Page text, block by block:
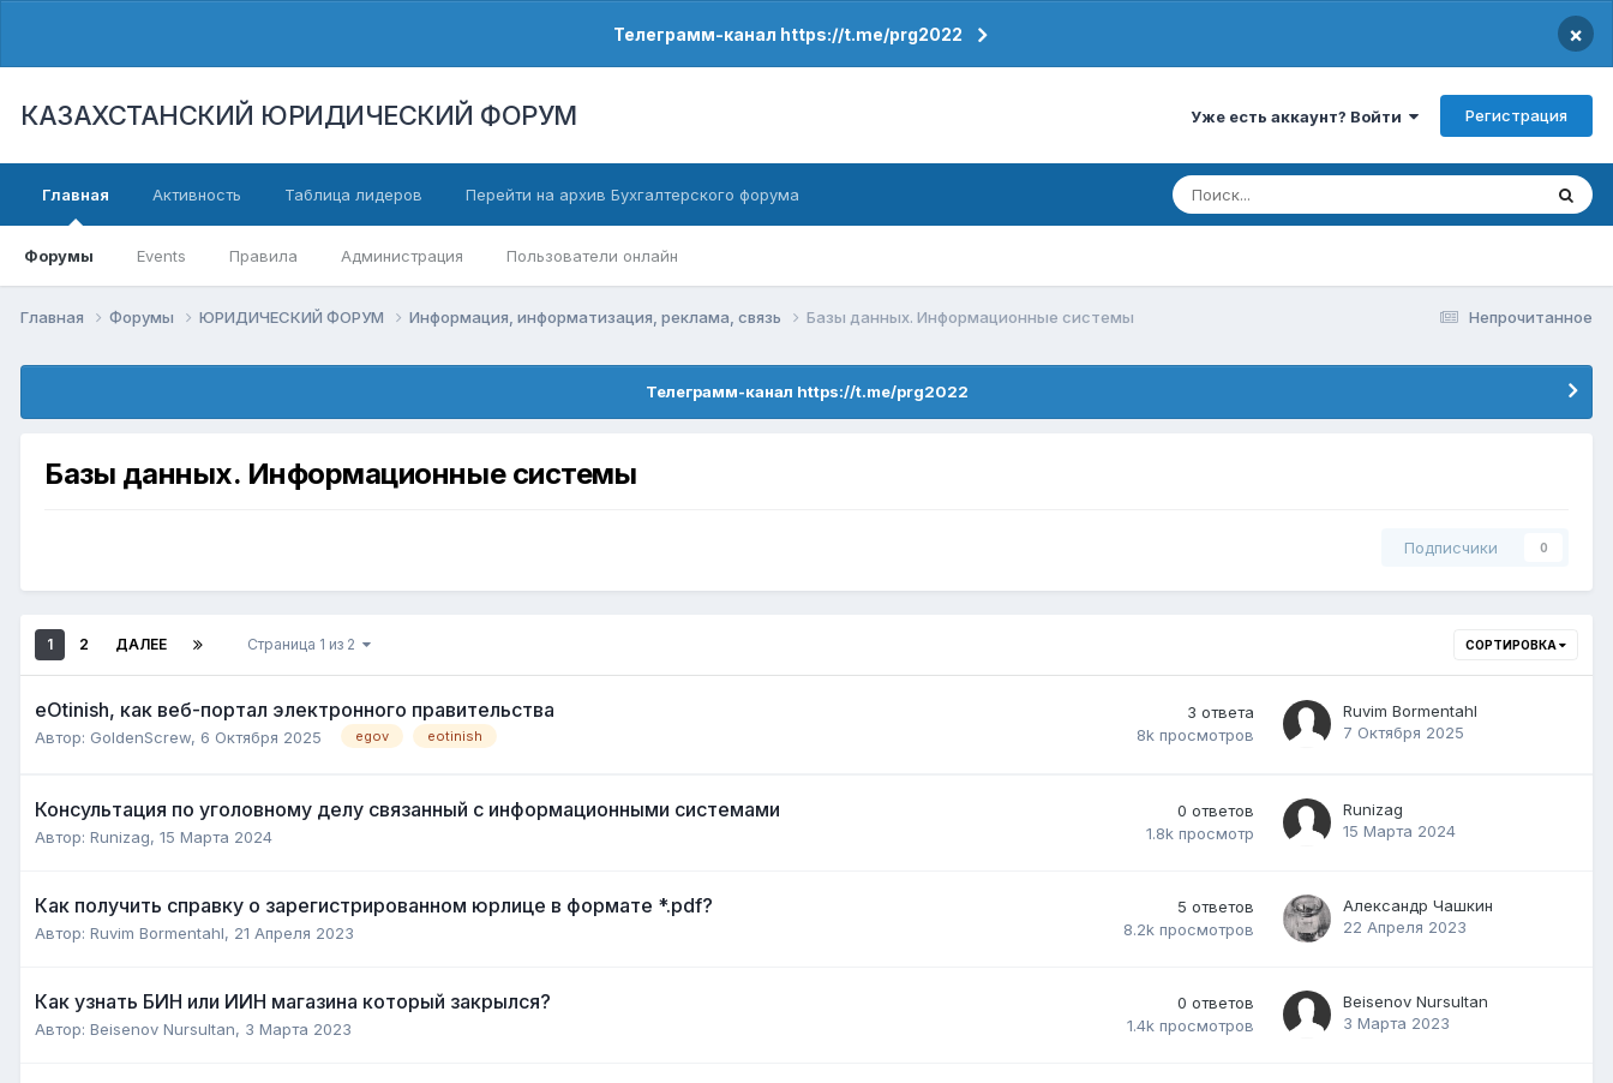
Телеграмм-канал https://t.me/prg2022 ×
КАЗАХСТАНСКИЙ ЮРИДИЧЕСКИЙ ФОРУМ Уже есть аккаунт? Войти Регистрация
Главная
Форумы Events Правила Администрация Пользователи онлайн
Активность Таблица лидеров Перейти на архив Бухгалтерского форума
Непрочитанное
Главная Форумы ЮРИДИЧЕСКИЙ ФОРУМ Информация, информатизация, реклама, связь Базы данных. Информационные системы
Телеграмм-канал https://t.me/prg2022
Базы данных. Информационные системы
Подписчики 0
СОРТИРОВКА
1 2 ДАЛЕЕ Страница 1 из 2
eOtinish, как веб-портал электронного правительства
Автор: GoldenScrew, 6 Октября 2025 egov eotinish
3 ответа
8k просмотров
Ruvim Bormentahl
7 Октября 2025
Консультация по уголовному делу связанный с информационными системами
Автор: Runizag, 15 Марта 2024
0 ответов
1.8k просмотр
Runizag
15 Марта 2024
Как получить справку о зарегистрированном юрлице в формате *.pdf?
Автор: Ruvim Bormentahl, 21 Апреля 2023
5 ответов
8.2k просмотров
Александр Чашкин
22 Апреля 2023
Как узнать БИН или ИИН магазина который закрылся?
Автор: Beisenov Nursultan, 3 Марта 2023
0 ответов
1.4k просмотров
Beisenov Nursultan
3 Марта 2023